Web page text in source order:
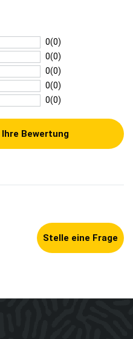
0(0)
0(0)
0(0)
0(0)
0(0)
Bewertung
Stelle eine Frage